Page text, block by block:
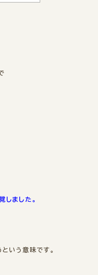
ました。
いう意味です。